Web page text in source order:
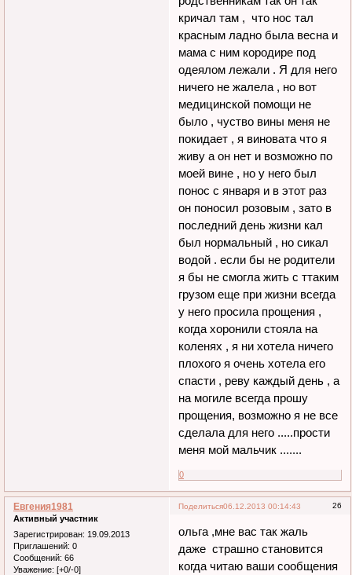
кричал там , что нос тал
красным ладно была весна и
мама с ним кородире под
одеялом лежали . Я для него
ничего не жалела , но вот
медицинской помощи не
было , чуство вины меня не
покидает , я виновата что я
живу а он нет и возможно по
моей вине , но у него был
понос с января и в этот раз
он поносил розовым , зато в
последний день жизни кал
был нормальный , но сикал
водой . если бы не родители
я бы не смогла жить с ттаким
грузом еще при жизни всегда
у него просила прощения ,
когда хоронили стояла на
коленях , я ни хотела ничего
плохого я очень хотела его
спасти , реву каждый день , а
на могиле всегда прошу
прощения, возможно я не все
сделала для него .....прости
меня мой мальчик .......
0
Поделиться 26
06.12.2013 00:14:43
Евгения1981
Активный участник
Зарегистрирован: 19.09.2013
Приглашений: 0
Сообщений: 66
Уважение: [+0/-0]
ольга ,мне вас так жаль
даже страшно становится
когда читаю ваши сообщения